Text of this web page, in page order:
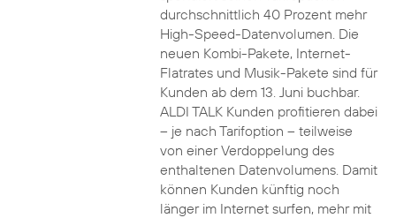
durchschnittlich 40 Prozent mehr
High-Speed-Datenvolumen. Die
neuen Kombi-Pakete, Internet-
Flatrates und Musik-Pakete sind für
Kunden ab dem 13. Juni buchbar.
ALDI TALK Kunden profitieren dabei
– je nach Tarifoption – teilweise
von einer Verdoppelung des
enthaltenen Datenvolumens. Damit
können Kunden künftig noch
länger im Internet surfen, mehr mit